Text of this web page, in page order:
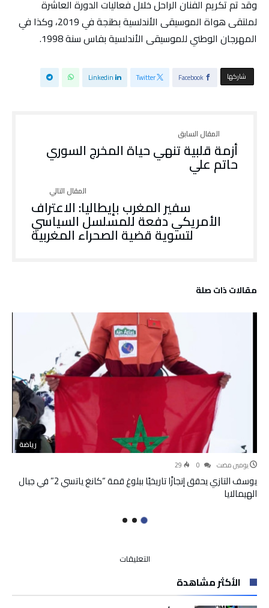
وقد تم تكريم الفنان الراحل خلال فعاليات الدورة العاشرة
لملتقى هواة الموسيقى الأندلسية بطنجة في 2019، وكذا في
المهرجان الوطني للموسيقى الأندلسية بفاس سنة 1998.
‫‫ شاركها‬ Facebook
Twitter
Linkedin
أزمة قلبية تنهي حياة المخرج السوري
حاتم علي
سفير المغرب بإيطاليا: الاعتراف
الأمريكي دفعة للمسلسل السياسي
لتسوية قضية الصحراء المغربية
‫مقالات ذات صلة‬
رياضة
‫‫‫‏‫يومين مضت‬ 29
يوسف التازي يحقق إنجازًا تاريخيًا ببلوغ قمة “كانغ ياتسي 2” في جبال
الهيمالايا
التعليقات
تفقد
الأكثر مشاهدة